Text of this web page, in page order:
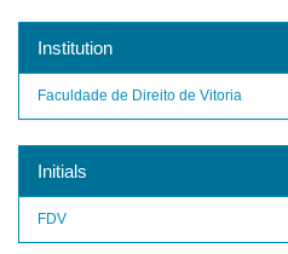
Institution
Faculdade de Direito de Vitoria
Initials
FDV